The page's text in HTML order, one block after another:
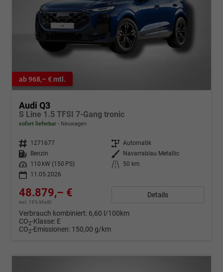
ab 968,– € mtl.
Audi Q3
S Line 1.5 TFSI 7-Gang tronic
sofort lieferbar Neuwagen
Fahrzeugnr. 1271677 Getriebe Automatik
Kraftstoff
Benzin Außenfarbe
Navarrablau Metallic
Leistung
110 kW (150 PS) Kilometerstand
50 km
11.05.2026
48.879,– €
incl. 19% MwSt.
Details
Verbrauch kombiniert: 6,60 l/100km
CO2-Klasse: E
CO2-Emissionen: 150,00 g/km